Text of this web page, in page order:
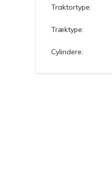
Traktortype:
Træktype:
Cylindere: